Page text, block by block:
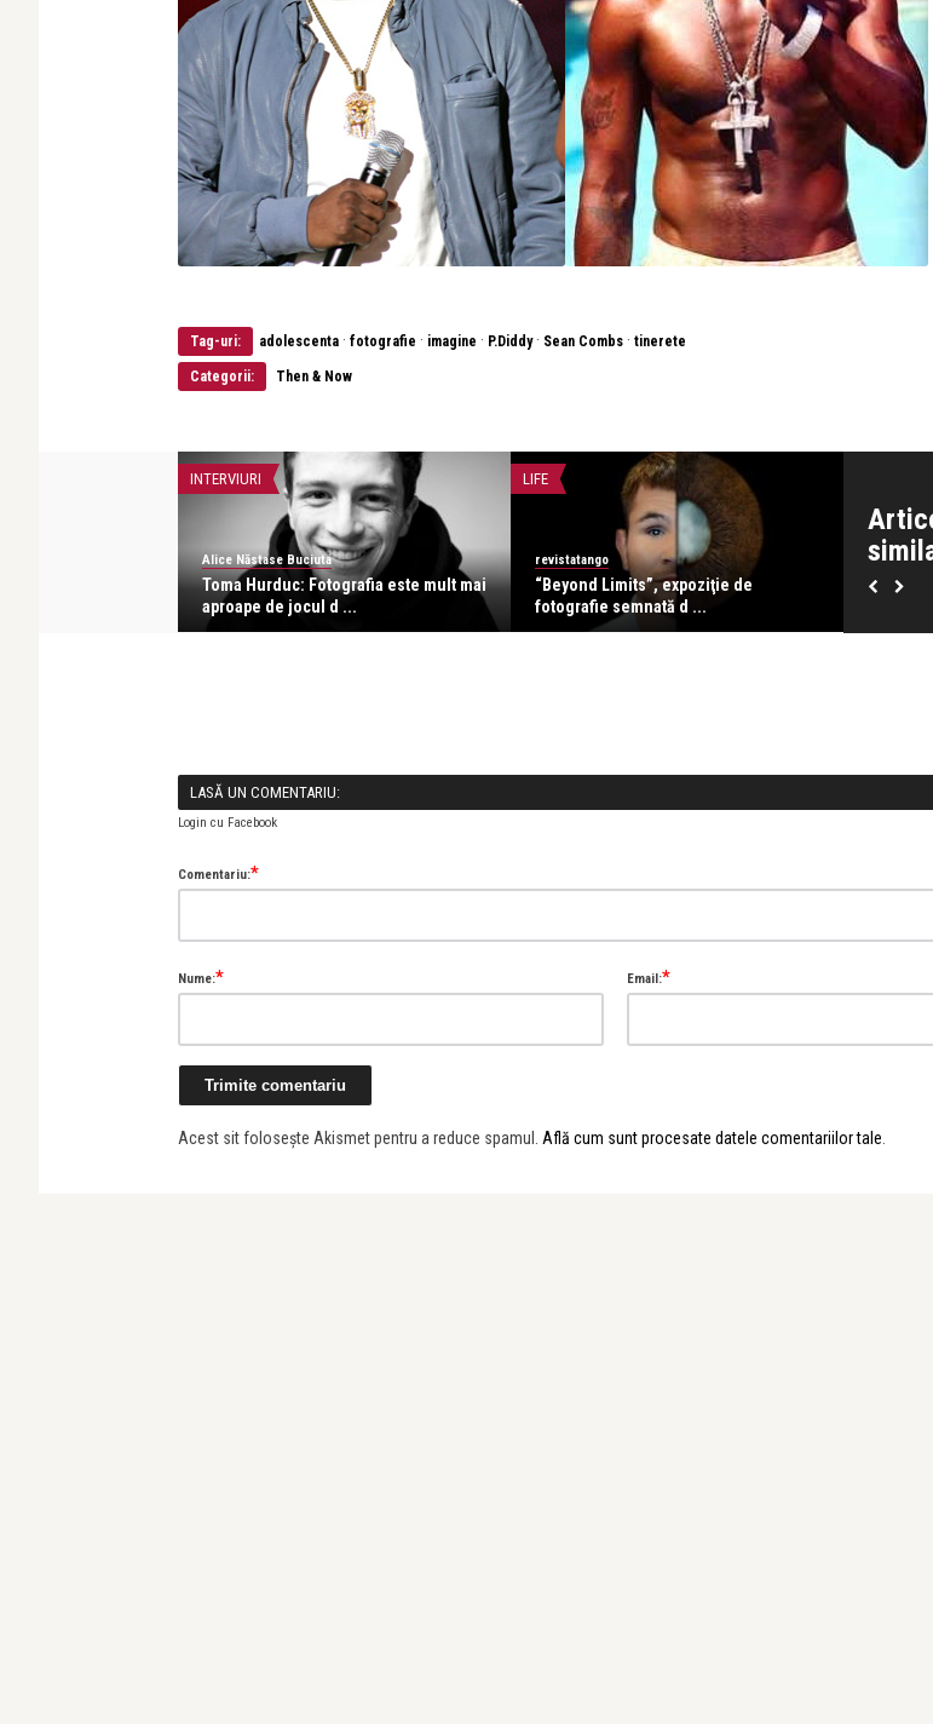
Tag-uri: adolescenta · fotografie · imagine · P.Diddy· Sean Combs · tinerete
Categorii: Then & Now
INTERVIURI
Alice Năstase Buciuta
Toma Hurduc: Fotografia este mult mai
aproape de jocul d ...
LIFE
revistatango
“Beyond Limits”, expoziţie de
fotografie semnată d ...
Alice
Vadim
LASĂ UN COMENTARIU:
Login cu Facebook
Comentariu:*
Nume:* Email:*
Acest sit folosește Akismet pentru a reduce spamul. Află cum sunt procesate datele comentariilor tale